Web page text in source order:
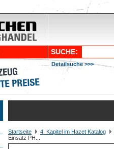
SUCHE:
Detailsuche >>>
Startseite 4. Kapitel im Hazet Katalog
Einsatz PH...